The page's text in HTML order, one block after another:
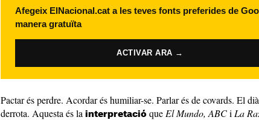
Afegeix ElNacional.cat a les teves fonts preferides de
manera gratuïta
ACTIVAR ARA →
Pactar és perdre. Acordar és humiliar-se. Parlar és de covards. El
derrota. Aquesta és la interpretació que El Mundo, ABCi La